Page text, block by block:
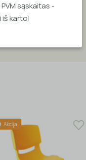
padengta
sąskaitas -
karto!